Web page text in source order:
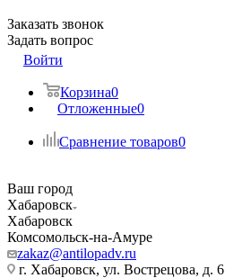
Заказать звонок
Задать вопрос
Войти
Корзина0
Отложенные0
Сравнение товаров0
Ваш город
Хабаровск
Хабаровск
Комсомольск-на-Амуре
zakaz@antilopadv.ru
г. Хабаровск, ул. Вострецова, д. 6